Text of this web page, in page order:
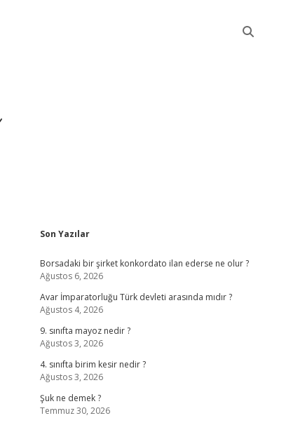
Sidebar
Son Yazılar
Borsadaki bir şirket konkordato ilan ederse ne olur ?
Ağustos 6, 2026
Avar İmparatorluğu Türk devleti arasında mıdır ?
Ağustos 4, 2026
9. sınıfta mayoz nedir ?
Ağustos 3, 2026
4. sınıfta birim kesir nedir ?
Ağustos 3, 2026
Şuk ne demek ?
Temmuz 30, 2026